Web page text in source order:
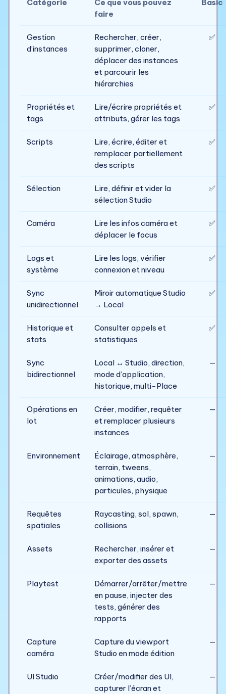
Catégorie
Ce que vous pouvez
faire
Basic
Gestion
d’instances
Rechercher, créer,
supprimer, cloner,
déplacer des instances
et parcourir les
hiérarchies
✅
Propriétés et
tags
Lire/écrire propriétés et
attributs, gérer les tags
✅
Scripts
Lire, écrire, éditer et
remplacer partiellement
des scripts
✅
Sélection
Lire, définir et vider la
sélection Studio
✅
Caméra
Lire les infos caméra et
déplacer le focus
✅
Logs et
système
Lire les logs, vérifier
connexion et niveau
✅
Sync
unidirectionnel
Miroir automatique Studio
→ Local
✅
Historique et
stats
Consulter appels et
statistiques
✅
Sync
bidirectionnel
Local ↔ Studio, direction,
mode d’application,
historique, multi-Place
—
Opérations en
lot
Créer, modifier, requêter
et remplacer plusieurs
instances
—
Environnement
Éclairage, atmosphère,
terrain, tweens,
animations, audio,
particules, physique
—
Requêtes
spatiales
Raycasting, sol, spawn,
collisions
—
Assets
Rechercher, insérer et
exporter des assets
—
Playtest
Démarrer/arrêter/mettre
en pause, injecter des
tests, générer des
rapports
—
Capture
caméra
Capture du viewport
Studio en mode édition
—
UI Studio
Créer/modifier des UI,
capturer l’écran et
—